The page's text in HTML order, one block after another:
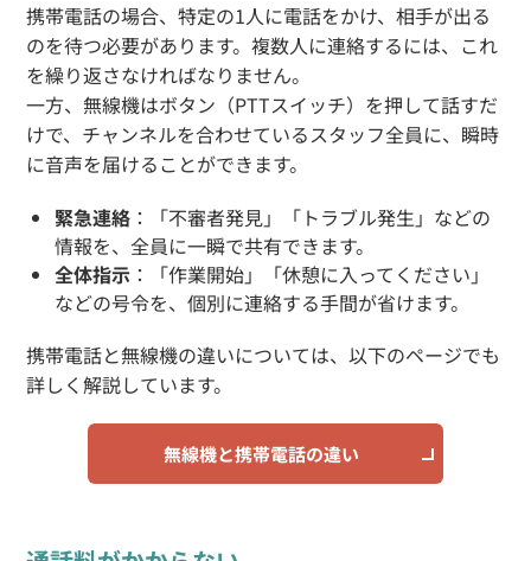
携帯電話の場合、特定の1人に電話をかけ、相手が出る
のを待つ必要があります。複数人に連絡するには、これ
を繰り返さなければなりません。
一方、無線機はボタン（PTTスイッチ）を押して話すだ
けで、チャンネルを合わせているスタッフ全員に、瞬時
に音声を届けることができます。
緊急連絡 ：「不審者発見」「トラブル発生」などの
情報を、全員に一瞬で共有できます。
全体指示 ：「作業開始」「休憩に入ってください」
などの号令を、個別に連絡する手間が省けます。
携帯電話と無線機の違いについては、以下のページでも
詳しく解説しています。
無線機と携帯電話の違い